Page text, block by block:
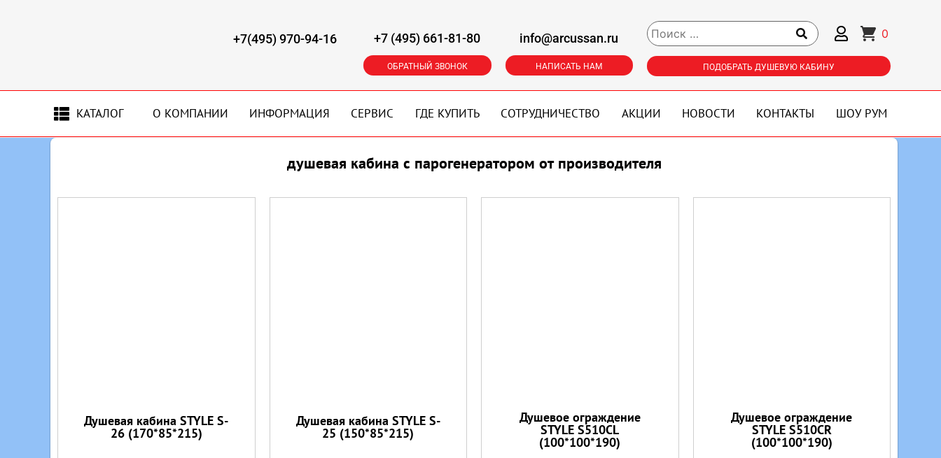
+7(495) 970-94-16 +7 (495) 661-81-80
ОБРАТНЫЙ ЗВОНОК
info@arcussan.ru
НАПИСАТЬ НАМ
0
ПОДОБРАТЬ ДУШЕВУЮ КАБИНУ
КАТАЛОГ О КОМПАНИИ ИНФОРМАЦИЯ СЕРВИС ГДЕ КУПИТЬ СОТРУДНИЧЕСТВО АКЦИИ НОВОСТИ КОНТАКТЫ ШОУ РУМ
душевая кабина с парогенератором от производителя
Душевая кабина STYLE S-
26 (170*85*215)
Душевая кабина STYLE S-
25 (150*85*215)
Душевое ограждение
STYLE S510CL
(100*100*190)
Душевое ограждение
STYLE S510CR
(100*100*190)